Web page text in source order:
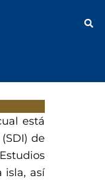
está
de
isla, así